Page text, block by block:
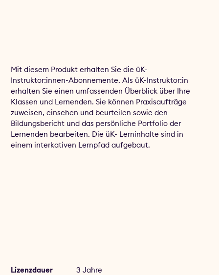
Mit diesem Produkt erhalten Sie die üK-
Instruktor:innen-Abonnemente. Als üK-Instruktor:in
erhalten Sie einen umfassenden Überblick über Ihre
Klassen und Lernenden. Sie können Praxisaufträge
zuweisen, einsehen und beurteilen sowie den
Bildungsbericht und das persönliche Portfolio der
Lernenden bearbeiten. Die üK- Lerninhalte sind in
einem interkativen Lernpfad aufgebaut.
Lizenzdauer
3 Jahre